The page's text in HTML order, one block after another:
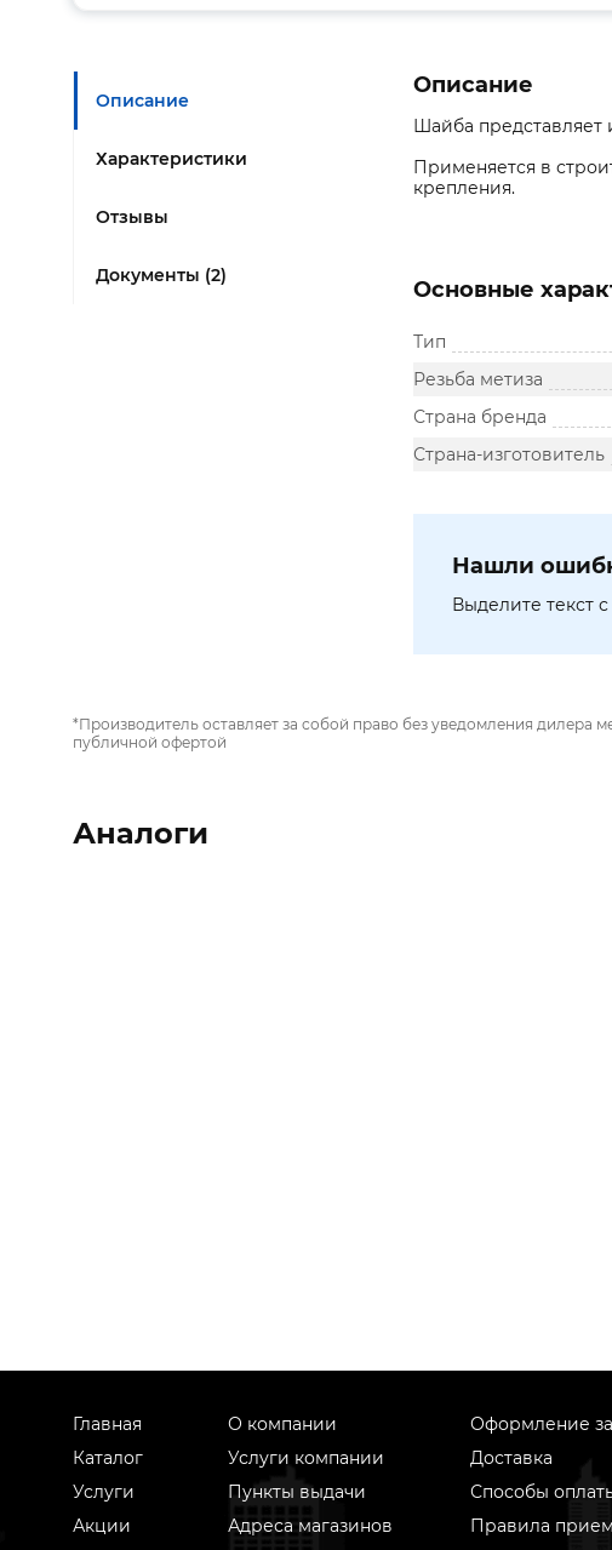
Описание
Характеристики
Отзывы
Документы (2)
Описание
Шайба представляет
Применяется в
крепления.
Основные
Тип
Резьба метиза
Страна бренда
Страна-изготовитель
Нашли
Выделите текст
*Производитель оставляет за собой право без уведомления дилера
публичной офертой
Аналоги
Главная
Каталог
Услуги
Акции
О компании
Услуги компании
Пункты выдачи
Адреса магазинов
Оформление
Доставка
Способы
Правила